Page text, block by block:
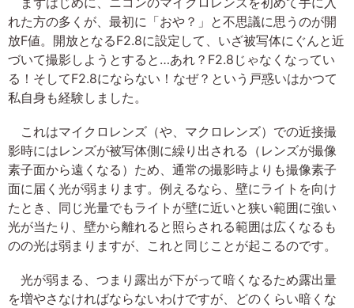
れた方の多くが、最初に「おや？」と不思議に思うのが開
放F値。開放となるF2.8に設定して、いざ被写体にぐんと近
づいて撮影しようとすると…あれ？F2.8じゃなくなってい
る！そしてF2.8にならない！なぜ？という戸惑いはかつて
私自身も経験しました。
これはマイクロレンズ（や、マクロレンズ）での近接撮
影時にはレンズが被写体側に繰り出される（レンズが撮像
素子面から遠くなる）ため、通常の撮影時よりも撮像素子
面に届く光が弱まります。例えるなら、壁にライトを向け
たとき、同じ光量でもライトが壁に近いと狭い範囲に強い
光が当たり、壁から離れると照らされる範囲は広くなるも
のの光は弱まりますが、これと同じことが起こるのです。
光が弱まる、つまり露出が下がって暗くなるため露出量
を増やさなければならないわけですが、どのくらい暗くな